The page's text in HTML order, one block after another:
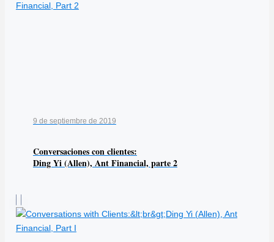
9 de septiembre de 2019
Conversaciones con clientes:
Ding Yi (Allen), Ant Financial, parte 2